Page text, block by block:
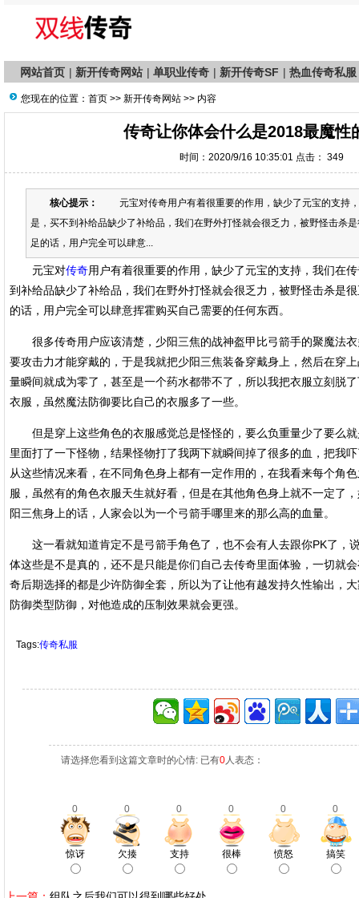
网站首页 | 新开传奇网站 | 单职业传奇 | 新开传奇SF | 热血传奇私服
您现在的位置： 首页 >> 新开传奇网站 >> 内容
传奇让你体会什么是2018最魔性
时间：2020/9/16 10:35:01 点击： 349
核心提示：
元宝对传奇用户有着很重要的作用，缺少了元宝的支持
是，买不到补给品缺少了补给品，我们在野外打怪就会很乏力，被野怪击杀
足的话，用户完全可以肆意...
元宝对传奇用户有着很重要的作用，缺少了元宝的支持，我们在
到补给品缺少了补给品，我们在野外打怪就会很乏力，被野怪击杀是
的话，用户完全可以肆意挥霍购买自己需要的任何东西。
很多传奇用户应该清楚，少阳三焦的战神盔甲比弓箭手的聚魔法衣
要攻击力才能穿戴的，于是我就把少阳三焦装备穿戴身上，然后在穿
量瞬间就成为零了，甚至是一个药水都带不了，所以我把衣服立刻脱
衣服，虽然魔法防御要比自己的衣服多了一些。
但是穿上这些角色的衣服感觉总是怪怪的，要么负重量少了要么就
里面打了一下怪物，结果怪物打了我两下就瞬间掉了很多的血，把我
从这些情况来看，在不同角色身上都有一定作用的，在我看来每个角
服，虽然有的角色衣服天生就好看，但是在其他角色身上就不一定了
阳三焦身上的话，人家会以为一个弓箭手哪里来的那么高的血量。
这一看就知道肯定不是弓箭手角色了，也不会有人去跟你PK了，
体这些是不是真的，还不是只能是你们自己去传奇里面体验，一切就
奇后期选择的都是少许防御全套，所以为了让他有越发持久性输出，
防御类型防御，对他造成的压制效果就会更强。
Tags:传奇私服
请选择您看到这篇文章时的心情: 已有0人表态：
0 0 0 0 0 0
惊讶 欠揍 支持 很棒 愤怒 搞笑